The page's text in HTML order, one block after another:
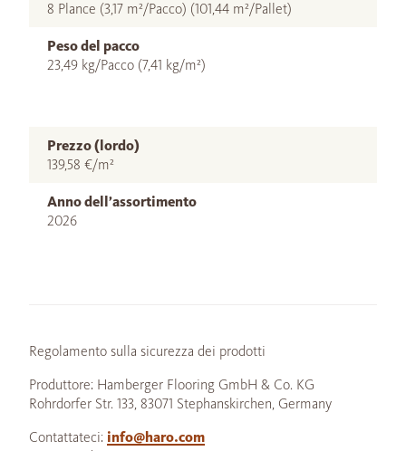
8 Plance (3,17 m²/Pacco) (101,44 m²/Pallet)
Peso del pacco
23,49 kg/Pacco (7,41 kg/m²)
Prezzo (lordo)
139,58 €/m²
Anno dell’assortimento
2026
Regolamento sulla sicurezza dei prodotti
Produttore: Hamberger Flooring GmbH & Co. KG
Rohrdorfer Str. 133, 83071 Stephanskirchen, Germany
Contattateci: info@haro.com